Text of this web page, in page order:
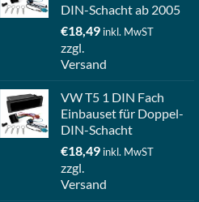
DIN-Schacht ab 2005
€18,49 inkl. MwST
zzgl.
Versand
VW T5 1 DIN Fach
Einbauset für Doppel-
DIN-Schacht
€18,49 inkl. MwST
zzgl.
Versand